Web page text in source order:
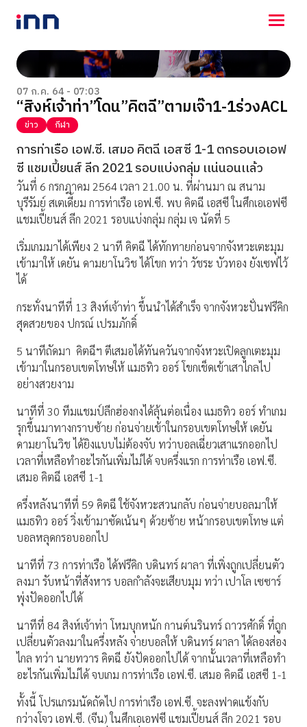
NEWS
ENTERTAINMENT
LIFESTYLE
HOROSCOPE
LOTTERY
VIDEO
ร่วมด้วยช่วยกัน
07 ก.ค. 64 - 07:03
“สิงห์เจ้าท่า”โดน”คิตฉี”ตามเจ๊า1-1ร่วงACL
ข่าว กีฬา
การท่าเรือ เอฟ.ซี. เสมอ คิตฉี เอสซี 1-1 ตกรอบเอเอฟ
ซี แชมเปี้ยนส์ ลีก 2021 รอบแบ่งกลุ่ม เเน่นอนเเล้ว
วันที่ 6 กรกฎาคม 2564 เวลา 21.00 น. ที่ผ่านมา ณ สนาม
บุรีรัมย์ สเตเดี้ยม การท่าเรือ เอฟ.ซี. พบ คิตฉี เอสซี ในศึกเอเอฟซี
แชมเปี้ยนส์ ลีก 2021 รอบแบ่งกลุ่ม กลุ่ม เจ นัดที่ 5
เริ่มเกมมาได้เพียง 2 นาที คิตฉี ได้ทักทายก่อนจากจังหวะเตะมุม
เข้ามาให้ เดยัน ดามยาโนวิช ได้โขก ทว่า วัชระ บัวทอง ยังเซฟไว้
ได้
กระทั่งนาทีที่ 13 สิงห์เจ้าท่า ขึ้นนำได้สำเร็จ จากจังหวะปั่นฟรีคิก
สุดสวยของ ปกรณ์ เปรมภักดิ์
5 นาทีถัดมา คิตฉีฯ ตีเสมอได้ทันควันจากจังหวะเปิดลูกเตะมุม
เข้ามาในกรอบเขตโทษให้ แมธทิว ออร์ โขกเช็ดเข้าเสาไกลไป
อย่างสวยงาม
นาทีที่ 30 ทีมแชมป์ลีกฮ่องกงได้ลุ้นต่อเนื่อง แมธทิว ออร์ ทำเกม
รุกขึ้นมาทางกราบซ้าย ก่อนจ่ายเข้าในกรอบเขตโทษให้ เดยัน
ดามยาโนวิช ได้ยิงแบบไม่ต้องจับ ทว่าบอลเฉี่ยวเสาแรกออกไป
เวลาที่เหลือทำอะไรกันเพิ่มไม่ได้ จบครึ่งแรก การท่าเรือ เอฟ.ซี.
เสมอ คิตฉี เอสซี 1-1
ครึ่งหลังนาทีที่ 59 คิตฉี ใช้จังหวะสวนกลับ ก่อนจ่ายบอลมาให้
แมธทิว ออร์ วิ่งเข้ามาซัดเน้นๆ ด้วยซ้าย หน้ากรอบเขตโทษ แต่
บอลหลุดกรอบออกไป
นาทีที่ 73 การท่าเรือ ได้ฟรีคิก บดินทร์ ผาลา ที่เพิ่งถูกเปลี่ยนตัว
ลงมา รับหน้าที่สังหาร บอลกำลังจะเสียบมุม ทว่า เปาโล เซซาร์
พุ่งปัดออกไปได้
นาทีที่ 84 สิงห์เจ้าท่า โหมบุกหนัก กานต์นรินทร์ ถาวรศักดิ์ ที่ถูก
เปลี่ยนตัวลงมาในครึ่งหลัง จ่ายบอลให้ บดินทร์ ผาลา ได้ลองส่อง
ไกล ทว่า นายทวาร คิตฉี ยังปัดออกไปได้ จากนั้นเวลาที่เหลือทำ
อะไรกันเพิ่มไม่ได้ จบเกม การท่าเรือ เอฟ.ซี. เสมอ คิตฉี เอสซี 1-1
ทั้งนี้ โปรแกรมนัดถัดไป การท่าเรือ เอฟ.ซี. จะลงฟาดแข้งกับ
กว่างโจว เอฟ.ซี. (จีน) ในศึกเอเอฟซี แชมเปี้ยนส์ ลีก 2021 รอบ